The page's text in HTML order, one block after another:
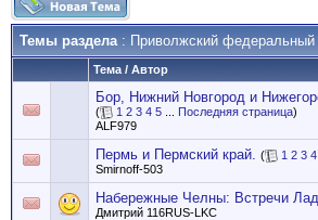
Темы раздела: Приволжский федеральный
Тема / Автор
Бор, Нижний Новгород и
( 1 2 3 4 5 Последняя страница)
ALF979
Пермь и Пермский край. ( 1 2 3 4
Smirnoff-503
Набережные Челны: Встречи
Дмитрий 116RUS-LKC